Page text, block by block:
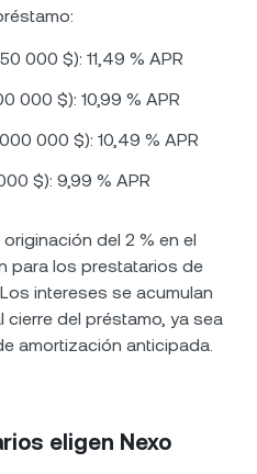
000 $): 11,49 % APR
000 $): 10,99 % APR
000 $): 10,49 % APR
$): 9,99 % APR
del 2 % en el
para los prestatarios de
Los intereses se acumulan
cierre del préstamo, ya sea
amortización anticipada.
eligen Nexo